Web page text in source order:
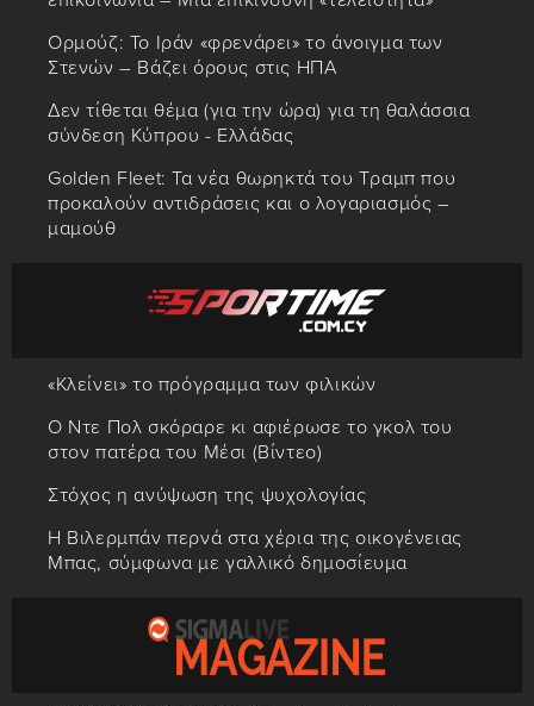
Ορμούζ: Το Ιράν «φρενάρει» το άνοιγμα των
Στενών – Βάζει όρους στις ΗΠΑ
Δεν τίθεται θέμα (για την ώρα) για τη θαλάσσια
σύνδεση Κύπρου - Ελλάδας
Golden Fleet: Τα νέα θωρηκτά του Τραμπ που
προκαλούν αντιδράσεις και ο λογαριασμός –
μαμούθ
«Κλείνει» το πρόγραμμα των φιλικών
Ο Ντε Πολ σκόραρε κι αφιέρωσε το γκολ του
στον πατέρα του Μέσι (Βίντεο)
Στόχος η ανύψωση της ψυχολογίας
Η Βιλερμπάν περνά στα χέρια της οικογένειας
Μπας, σύμφωνα με γαλλικό δημοσίευμα